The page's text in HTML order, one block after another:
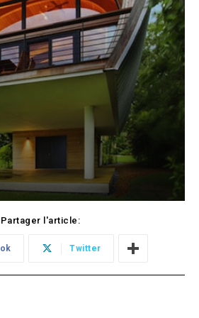
Partager l'article:
Twitter